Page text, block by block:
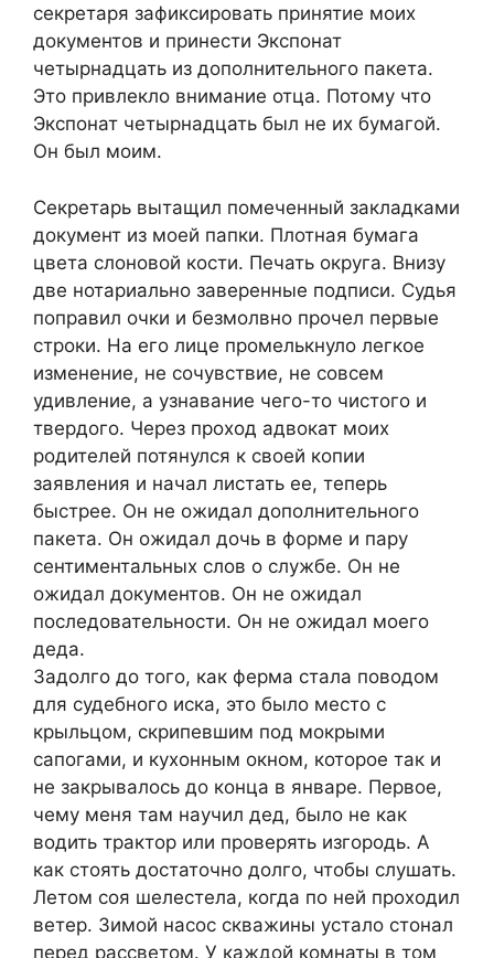
секретаря зафиксировать принятие моих
документов и принести Экспонат
четырнадцать из дополнительного пакета.
Это привлекло внимание отца. Потому что
Экспонат четырнадцать был не их бумагой.
Он был моим.
Секретарь вытащил помеченный закладками
документ из моей папки. Плотная бумага
цвета слоновой кости. Печать округа. Внизу
две нотариально заверенные подписи. Судья
поправил очки и безмолвно прочел первые
строки. На его лице промелькнуло легкое
изменение, не сочувствие, не совсем
удивление, а узнавание чего-то чистого и
твердого. Через проход адвокат моих
родителей потянулся к своей копии
заявления и начал листать ее, теперь
быстрее. Он не ожидал дополнительного
пакета. Он ожидал дочь в форме и пару
сентиментальных слов о службе. Он не
ожидал документов. Он не ожидал
последовательности. Он не ожидал моего
деда.
Задолго до того, как ферма стала поводом
для судебного иска, это было место с
крыльцом, скрипевшим под мокрыми
сапогами, и кухонным окном, которое так и
не закрывалось до конца в январе. Первое,
чему меня там научил дед, было не как
водить трактор или проверять изгородь. А
как стоять достаточно долго, чтобы слушать.
Летом соя шелестела, когда по ней проходил
ветер. Зимой насос скважины устало стонал
перед рассветом. У каждой комнаты в том